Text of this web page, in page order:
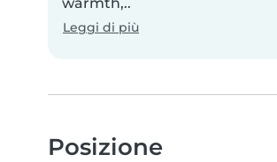
warmth,..
Leggi di più
Posizione